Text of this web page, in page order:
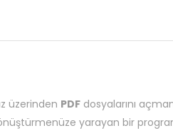
üzerinden PDF dosyalarını
yarayan bir